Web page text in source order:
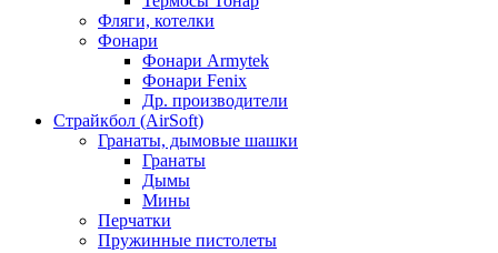
Фляги, котелки
Фонари
Фонари Armytek
Фонари Fenix
Др. производители
Страйкбол (AirSoft)
Гранаты, дымовые шашки
Гранаты
Дымы
Мины
Перчатки
Пружинные пистолеты